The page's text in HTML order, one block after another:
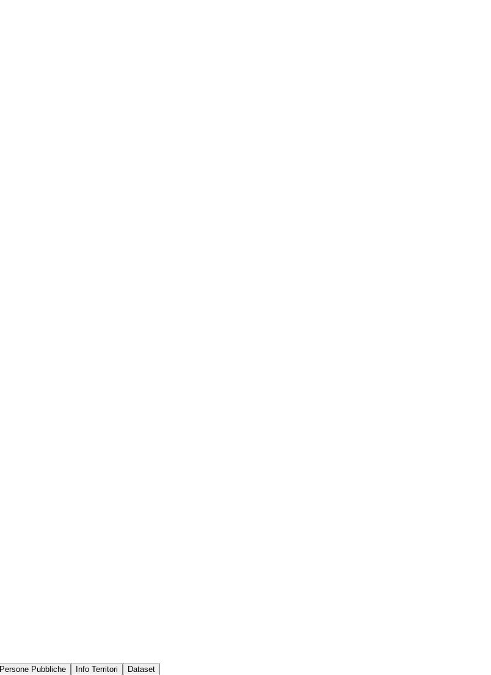
Persone Pubbliche Info Territori Dataset